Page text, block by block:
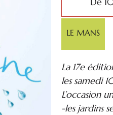
LE MANS
La 17e
les samedi
L’occasion
-les jardins